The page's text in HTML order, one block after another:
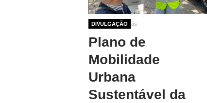
DIVULGAÇÃO
1 ano 9 meses atrás
Plano de
Mobilidade
Urbana
Sustentável da